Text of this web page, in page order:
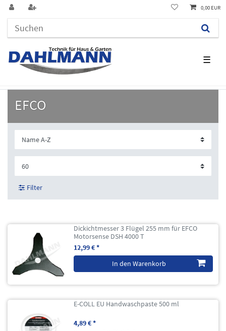
☰
0,00 EUR
EFCO
Filter
Dickichtmesser 3 Flügel 255 mm für EFCO
Motorsense DSH 4000 T
12,99 € *
In den Warenkorb
E-COLL EU Handwaschpaste 500 ml
4,89 € *